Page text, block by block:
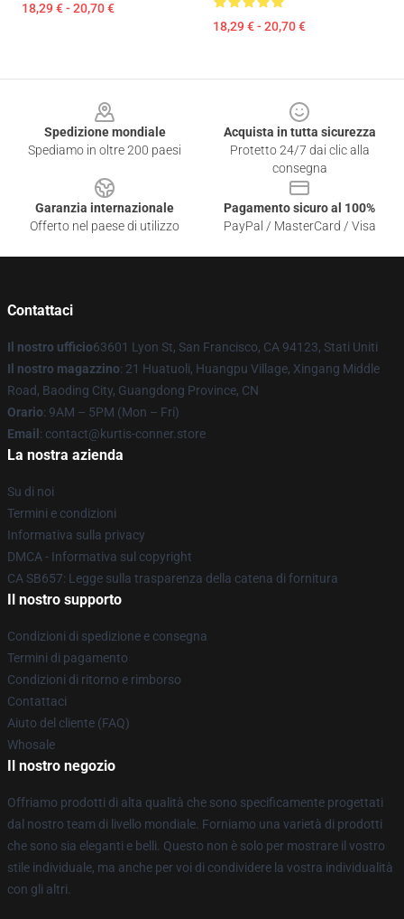
18,29 € - 20,70 €
18,29 € - 20,70 €
Spedizione mondiale
Spediamo in oltre 200 paesi
Acquista in tutta sicurezza
Protetto 24/7 dai clic alla
consegna
Garanzia internazionale
Offerto nel paese di utilizzo
Pagamento sicuro al 100%
PayPal / MasterCard / Visa
Contattaci
Il nostro ufficio63601 Lyon St, San Francisco, CA 94123, Stati Uniti
Il nostro magazzino: 21 Huatuoli, Huangpu Village, Xingang Middle
Road, Baoding City, Guangdong Province, CN
Orario: 9AM – 5PM (Mon – Fri)
Email : contact@kurtis-conner.store
La nostra azienda
Su di noi
Termini e condizioni
Informativa sulla privacy
DMCA - Informativa sul copyright
CA SB657: Legge sulla trasparenza della catena di fornitura
Il nostro supporto
Condizioni di spedizione e consegna
Termini di pagamento
Condizioni di ritorno e rimborso
Contattaci
Aiuto del cliente (FAQ)
Whosale
Il nostro negozio
Offriamo prodotti di alta qualità che sono specificamente progettati
dal nostro team di livello mondiale. Forniamo una varietà di prodotti
che sono sia eleganti e belli. Questo non è solo per mostrare il vostro
stile individuale, ma anche per voi di condividere la vostra individualità
con gli altri.